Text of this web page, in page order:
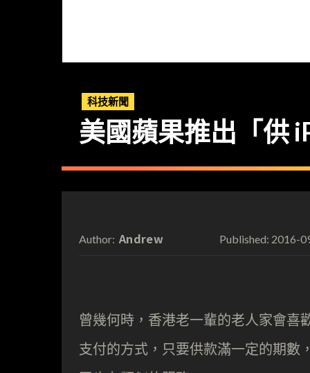
科技新聞
美國蘋果推出「供
Author: Andrew Published: 2016-
曾幾何時，香港老一輩的老人家會喜
支付的方式，只要供款滿一定的期數